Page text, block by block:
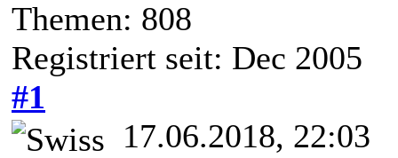
Themen: 808
Registriert seit: Dec 2005
#1
17.06.2018, 22:03